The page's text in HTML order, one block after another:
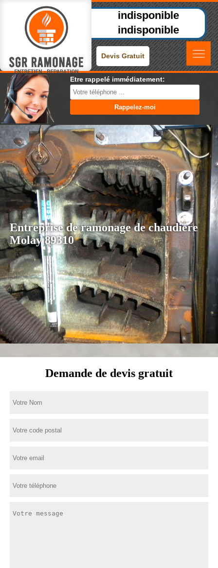
indisponible
indisponible
Devis Gratuit
Etre rappelé immédiatement:
Entreprise de ramonage de chaudière
Molay 89310
Demande de devis gratuit